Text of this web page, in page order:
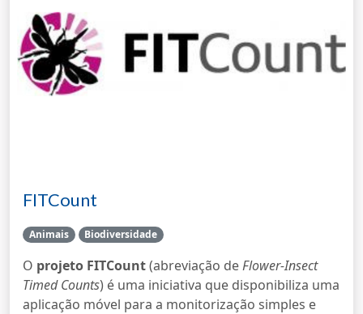
FITCount
Animais Biodiversidade
O projeto FITCount(abreviação deFlower-Insect
Timed Counts) é uma iniciativa que disponibiliza uma
aplicação móvel para a monitorização simples e